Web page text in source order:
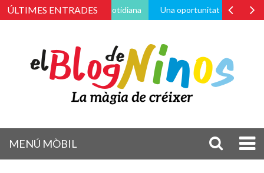
ÚLTIMES ENTRADES
través de la vida pràctica i quotidiana Una oportunitat de canvi
MENÚ MÒBIL